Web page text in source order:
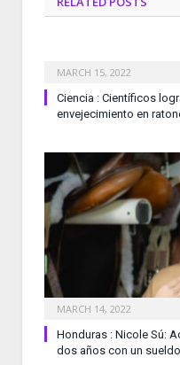
MARCH 15, 2022
Ciencia : Científicos
envejecimiento en
MARCH 14, 2022
Honduras : Nicole Sú:
dos años con un